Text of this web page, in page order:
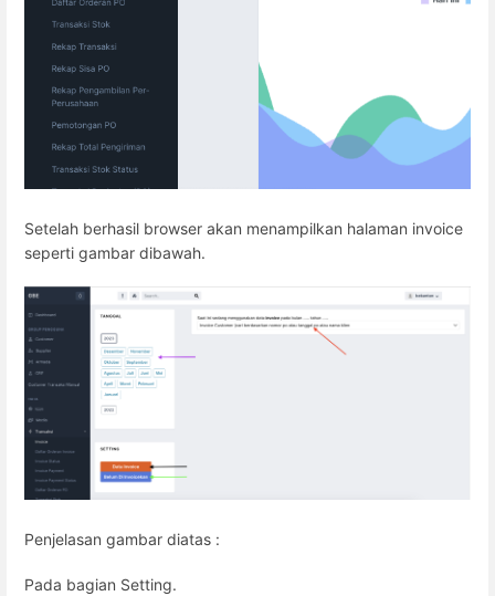
Setelah berhasil browser akan menampilkan halaman invoice
seperti gambar dibawah.
Penjelasan gambar diatas :
Pada bagian Setting.